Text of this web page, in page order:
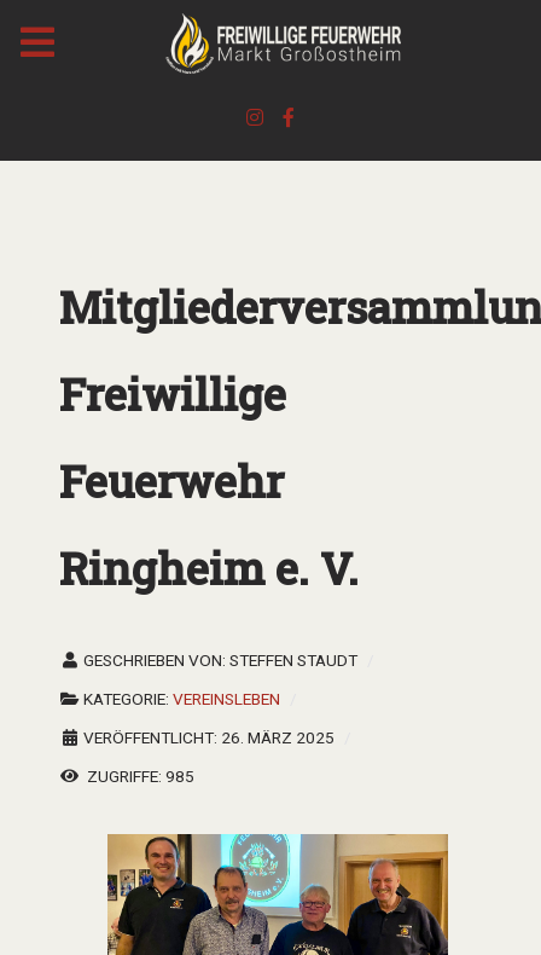
Freiwillige
Feuerwehr
Ringheim e. V.
GESCHRIEBEN VON: STEFFEN STAUDT
KATEGORIE: VEREINSLEBEN
VERÖFFENTLICHT: 26. MÄRZ 2025
ZUGRIFFE: 985